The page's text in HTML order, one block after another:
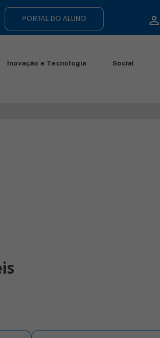
PORTAL DO ALUNO perm_identity
Inovação e Tecnologia Social